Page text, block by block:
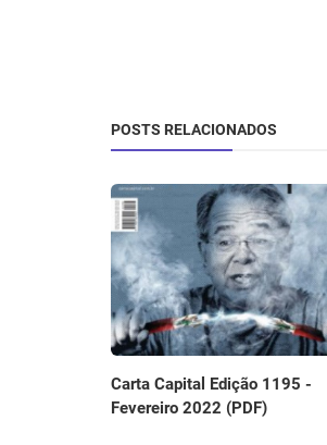
POSTS RELACIONADOS
Carta Capital Edição 1195 -
Fevereiro 2022 (PDF)